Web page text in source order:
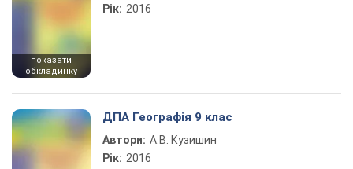
показати
обкладинку
Рік: 2016
ДПА Географія 9 клас
Автори: А.В. Кузишин
Рік: 2016